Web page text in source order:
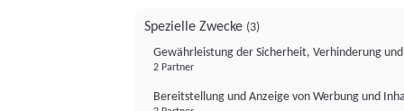
Spezielle Zwecke (3)
Gewährleistung der Sicherheit, Verhinderung
2 Partner
Bereitstellung und Anzeige von Werbung und